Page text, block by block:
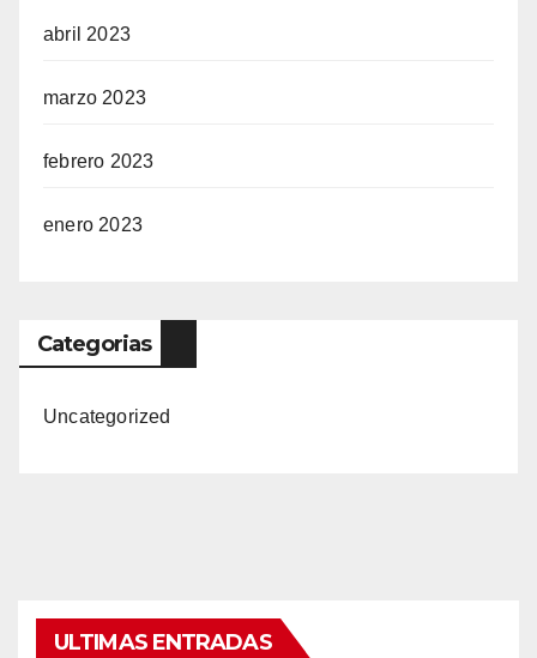
abril 2023
marzo 2023
febrero 2023
enero 2023
Categorias
Uncategorized
ULTIMAS ENTRADAS